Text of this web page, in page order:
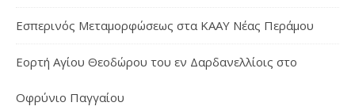
Εσπερινός Μεταμορφώσεως στα ΚΑΑΥ Νέας Περάμου
Εορτή Αγίου Θεοδώρου του εν Δαρδανελλίοις στο
Οφρύνιο Παγγαίου